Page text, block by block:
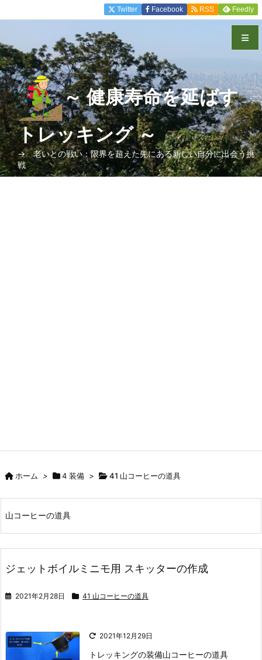
～ 健康寿命を延ばす
トレッキング ～
→ 老いとの戦い：限界を超えた先にある新しい自分に出会う挑
戦
サイド
前へ
次へ
Twitter Facebook RSS Feedly
ホーム > 4 装備 > 41 山コーヒーの道具
山コーヒーの道具
ジェットボイルミニモ用 スキッターの作成
2021年2月28日 41 山コーヒーの道具
2021年12月29日
トレッキングの装備山コーヒーの道具